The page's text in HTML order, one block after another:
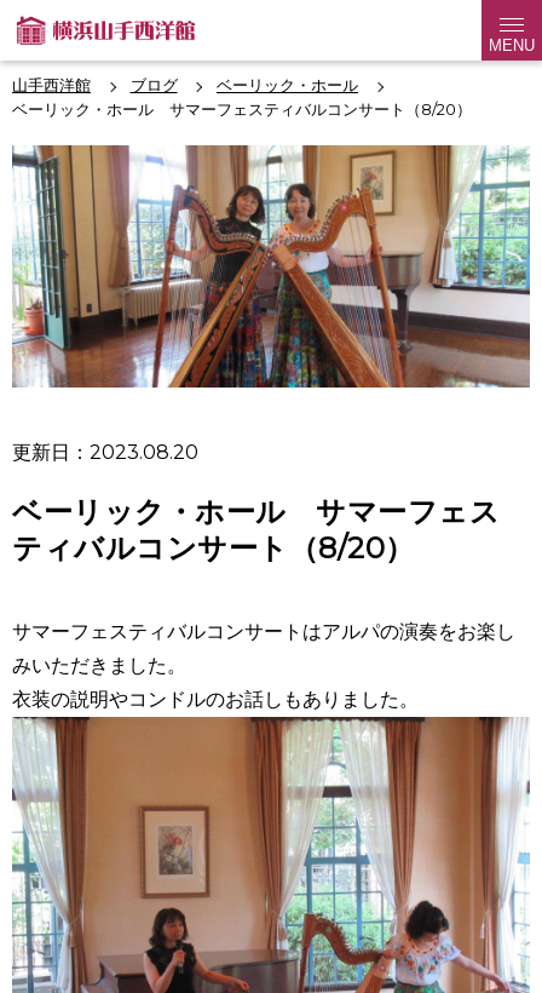
MENU
山手西洋館 ブログ
ベーリック・ホール
ベーリック・ホール サマーフェスティバルコンサート（8/20）
更新日：2023.08.20
ベーリック・ホール サマーフェス
ティバルコンサート（8/20）
サマーフェスティバルコンサートはアルパの演奏をお楽し
みいただきました。
衣装の説明やコンドルのお話しもありました。